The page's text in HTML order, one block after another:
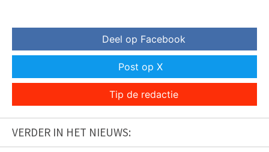
Deel op Facebook
Post op X
Tip de redactie
VERDER IN HET NIEUWS: